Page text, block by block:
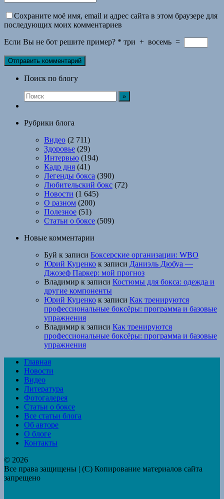
Сохраните моё имя, email и адрес сайта в этом браузере для
последующих моих комментариев
Если Вы не бот решите пример? * три + восемь =
Поиск по блогу
Рубрики блога
Видео (2 711)
Здоровье (29)
Интервью (194)
Кадр дня (41)
Легенды бокса (390)
Любительский бокс (72)
Новости (1 645)
О разном (200)
Полезное (51)
Статьи о боксе (509)
Новые комментарии
Буй к записи Боксерские организации: WBO
Юрий Куценко к записи Даниэль Дюбуа —
Джозеф Паркер: мой прогноз
Владимир к записи Костюмы для бокса: одежда и
другие компоненты
Юрий Куценко к записи Как тренируются
профессиональные боксёры: программа и базовые
упражнения
Владимир к записи Как тренируются
профессиональные боксёры: программа и базовые
упражнения
Главная
Новости
Видео
Литература
Фотогалерея
Статьи о боксе
Все статьи блога
Об авторе
О блоге
Контакты
© 2026
Все права защищены | (C) Копирование материалов сайта
запрещено